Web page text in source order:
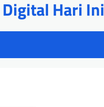
Hari Ini